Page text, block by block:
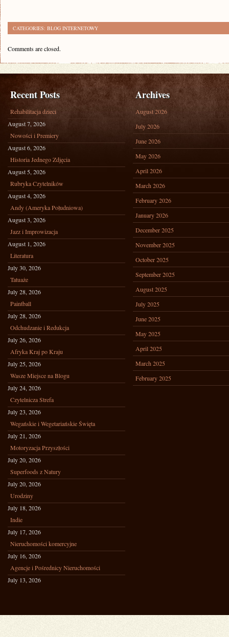
CATEGORIES: BLOG INTERNETOWY
Comments are closed.
Recent Posts
Rehabilitacja dzieci
August 7, 2026
Nowości i Premiery
August 6, 2026
Historia Jednego Zdjęcia
August 5, 2026
Rubryka Czytelników
August 4, 2026
Andy (Ameryka Południowa)
August 3, 2026
Jazz i Improwizacja
August 1, 2026
Literatura
July 30, 2026
Tatuaże
July 28, 2026
Paintball
July 28, 2026
Odchudzanie i Redukcja
July 26, 2026
Afryka Kraj po Kraju
July 25, 2026
Wasze Miejsce na Blogu
July 24, 2026
Czytelnicza Strefa
July 23, 2026
Wegańskie i Wegetariańskie Święta
July 21, 2026
Motoryzacja Przyszłości
July 20, 2026
Superfoods z Natury
July 20, 2026
Urodziny
July 18, 2026
Indie
July 17, 2026
Nieruchomości komercyjne
July 16, 2026
Agencje i Pośrednicy Nieruchomości
July 13, 2026
Archives
August 2026
July 2026
June 2026
May 2026
April 2026
March 2026
February 2026
January 2026
December 2025
November 2025
October 2025
September 2025
August 2025
July 2025
June 2025
May 2025
April 2025
March 2025
February 2025